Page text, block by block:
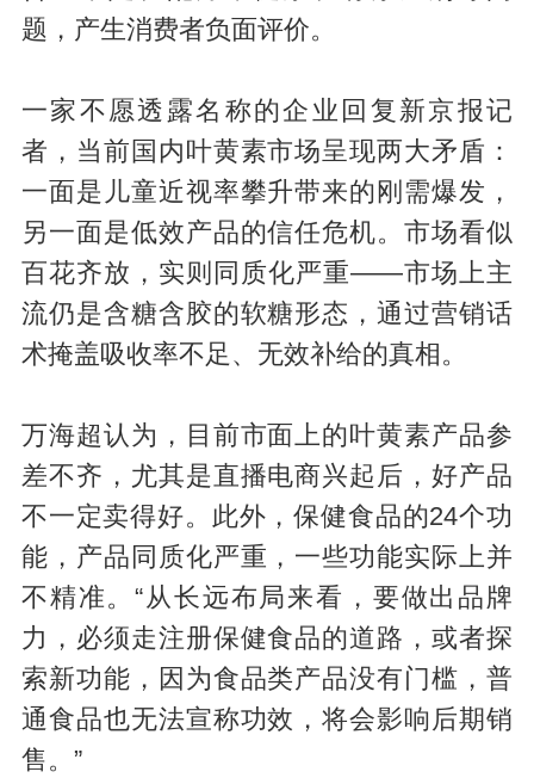
题，产生消费者负面评价。
一家不愿透露名称的企业回复新京报记
者，当前国内叶黄素市场呈现两大矛盾：
一面是儿童近视率攀升带来的刚需爆发，
另一面是低效产品的信任危机。市场看似
百花齐放，实则同质化严重——市场上主
流仍是含糖含胶的软糖形态，通过营销话
术掩盖吸收率不足、无效补给的真相。
万海超认为，目前市面上的叶黄素产品参
差不齐，尤其是直播电商兴起后，好产品
不一定卖得好。此外，保健食品的24个功
能，产品同质化严重，一些功能实际上并
不精准。“从长远布局来看，要做出品牌
力，必须走注册保健食品的道路，或者探
索新功能，因为食品类产品没有门槛，普
通食品也无法宣称功效，将会影响后期销
售。”